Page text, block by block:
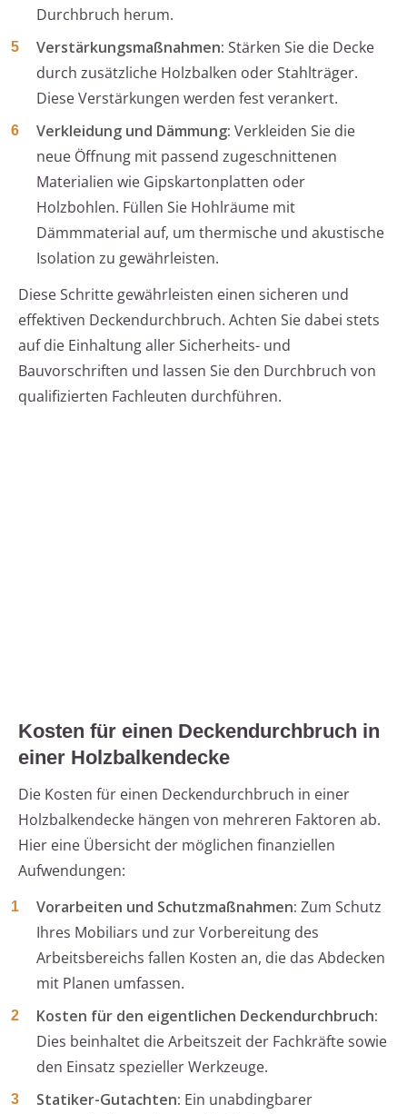
Durchbruch herum.
Verstärkungsmaßnahmen: Stärken Sie die Decke
durch zusätzliche Holzbalken oder Stahlträger.
Diese Verstärkungen werden fest verankert.
Verkleidung und Dämmung: Verkleiden Sie die
neue Öffnung mit passend zugeschnittenen
Materialien wie Gipskartonplatten oder
Holzbohlen. Füllen Sie Hohlräume mit
Dämmmaterial auf, um thermische und akustische
Isolation zu gewährleisten.
Diese Schritte gewährleisten einen sicheren und
effektiven Deckendurchbruch. Achten Sie dabei stets
auf die Einhaltung aller Sicherheits- und
Bauvorschriften und lassen Sie den Durchbruch von
qualifizierten Fachleuten durchführen.
Kosten für einen Deckendurchbruch in
einer Holzbalkendecke
Die Kosten für einen Deckendurchbruch in einer
Holzbalkendecke hängen von mehreren Faktoren ab.
Hier eine Übersicht der möglichen finanziellen
Aufwendungen:
Vorarbeiten und Schutzmaßnahmen: Zum Schutz
Ihres Mobiliars und zur Vorbereitung des
Arbeitsbereichs fallen Kosten an, die das Abdecken
mit Planen umfassen.
Kosten für den eigentlichen Deckendurchbruch:
Dies beinhaltet die Arbeitszeit der Fachkräfte sowie
den Einsatz spezieller Werkzeuge.
Statiker-Gutachten: Ein unabdingbarer